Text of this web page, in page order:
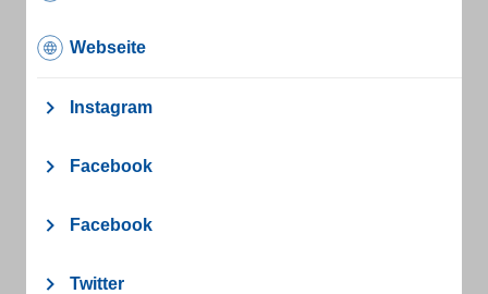
Webseite
Instagram
Facebook
Facebook
Twitter